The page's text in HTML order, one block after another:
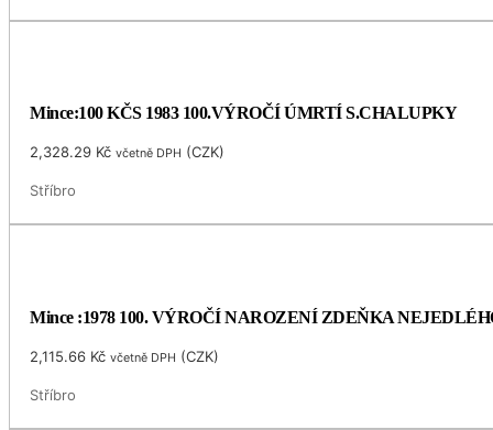
Mince:100 KČS 1983 100.VÝROČÍ ÚMRTÍ S.CHALUPKY
2,328.29 Kč včetně DPH (CZK)
Stříbro
Mince :1978 100. VÝROČÍ NAROZENÍ ZDEŇKA
2,115.66 Kč včetně DPH (CZK)
Stříbro